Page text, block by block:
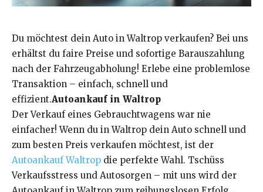
Du möchtest dein Auto in Waltrop verkaufen? Bei uns
erhältst du faire Preise und sofortige Barauszahlung
nach der Fahrzeugabholung! Erlebe eine problemlose
Transaktion – einfach, schnell und
effizient.Autoankauf in Waltrop
Der Verkauf eines Gebrauchtwagens war nie
einfacher! Wenn du in Waltrop dein Auto schnell und
zum besten Preis verkaufen möchtest, ist der
Autoankauf Waltrop die perfekte Wahl. Tschüss
Verkaufsstress und Autosorgen – mit uns wird der